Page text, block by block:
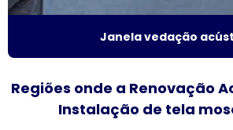
Fornecedor de janela de alumínio
Fornecedor de janela anti ruído
Janela vedação
Regiões onde a Renovação
Instalação de tela